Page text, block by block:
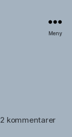
Meny
2 kommentarertill